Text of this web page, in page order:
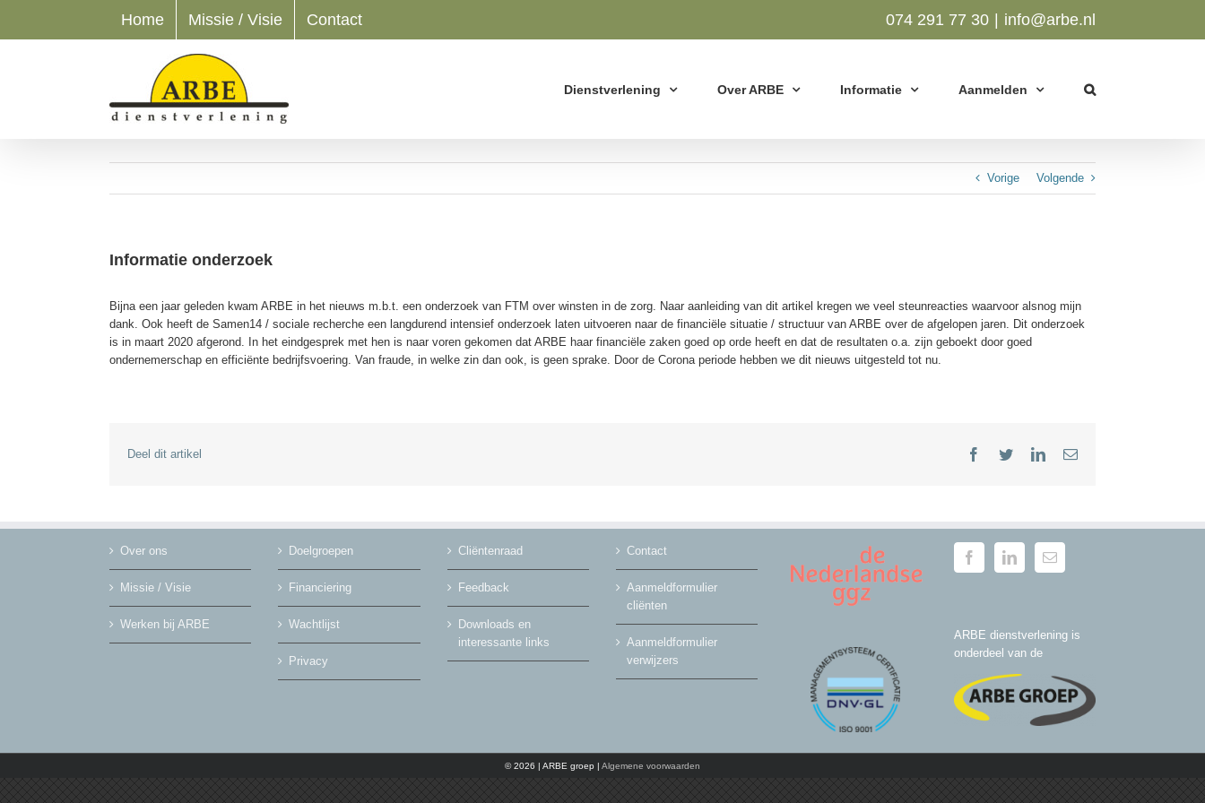
inhoud
Home Missie / Visie Contact 074 291 77 30 info@arbe.nl
Dienstverlening Over ARBE Informatie Aanmelden
Vorige Volgende
Informatie onderzoek
Bijna een jaar geleden kwam ARBE in het nieuws m.b.t. een onderzoek van FTM over winsten in de zorg. Naar aanleiding van dit artikel kregen we veel steunreacties waarvoor alsnog mijn
dank. Ook heeft de Samen14 / sociale recherche een langdurend intensief onderzoek laten uitvoeren naar de financiële situatie / structuur van ARBE over de afgelopen jaren. Dit onderzoek
is in maart 2020 afgerond. In het eindgesprek met hen is naar voren gekomen dat ARBE haar financiële zaken goed op orde heeft en dat de resultaten o.a. zijn geboekt door goed
ondernemerschap en efficiënte bedrijfsvoering. Van fraude, in welke zin dan ook, is geen sprake. Door de Corona periode hebben we dit nieuws uitgesteld tot nu.
Deel dit artikel Facebook
TwitterLinkedIn
E-
Over ons
Missie / Visie
Werken bij ARBE
Doelgroepen
Financiering
Wachtlijst
Privacy
Cliëntenraad
Feedback
Downloads en
interessante links
Contact
Aanmeldformulier
cliënten
Aanmeldformulier
verwijzers
ARBE dienstverlening is
onderdeel van de
© 2026 | ARBE groep | Algemene voorwaarden